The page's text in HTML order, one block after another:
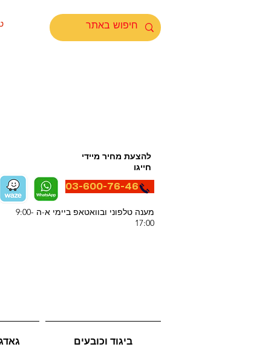
להצעת מחיר מיידי
חייגו
03-600-76-46
מענה טלפוני ובוואטאפ ביימי א-ה 9:00-
17:00
ביגוד וכובעים